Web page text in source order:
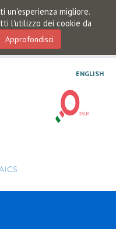
un'esperienza migliore.
l'utilizzo dei cookie da
Approfondisci
ENGLISH